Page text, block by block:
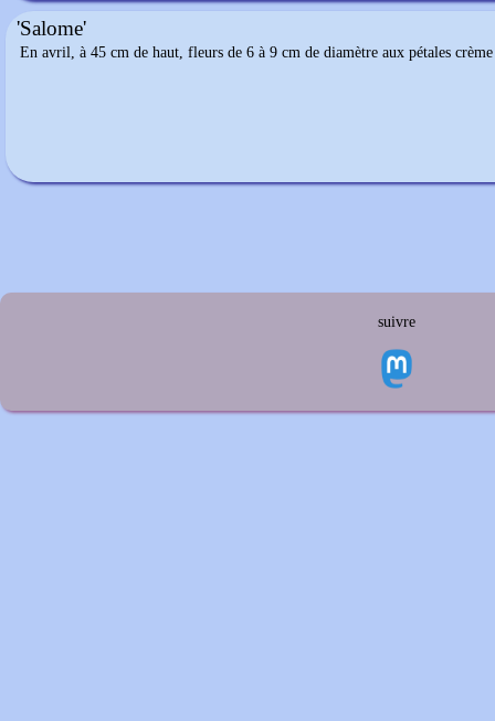
'Salome'
En avril, à 45 cm de haut, fleurs de 6 à 9 cm de diamètre aux pétales
suivre